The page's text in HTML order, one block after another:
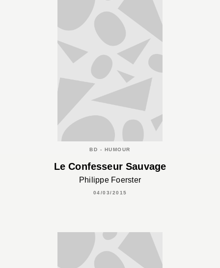
BD - HUMOUR
Le Confesseur Sauvage
Philippe Foerster
04/03/2015